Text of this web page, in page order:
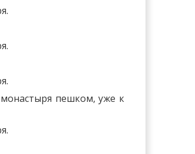
пешком, уже к